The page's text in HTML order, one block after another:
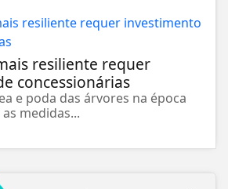
resiliente requer
concessionárias
e poda das árvores na época
medidas...